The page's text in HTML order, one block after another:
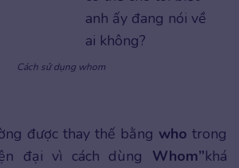
anh ấy đang nói về
ai không?
Cách sử dụng whom
được thay thế bằng who trong
đại vì cách dùng Whom”khá